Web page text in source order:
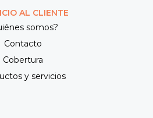
AL CLIENTE
somos?
Contacto
Cobertura
y servicios